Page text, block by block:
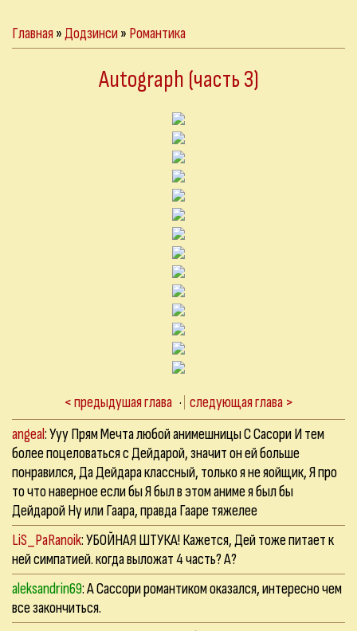
Главная»Додзинси» Романтика
Autograph (часть 3)
< предыдушая глава · следующая глава >
angeal: Ууу Прям Мечта любой анимешницы С Сасори И тем
более поцеловаться с Дейдарой, значит он ей больше
понравился, Да Дейдара классный, только я не яойщик, Я про
то что наверное если бы Я был в этом аниме я был бы
Дейдарой Ну или Гаара, правда Гааре тяжелее
LiS_PaRanoik: УБОЙНАЯ ШТУКА! Кажется, Дей тоже питает к
ней симпатией. когда выложат 4 часть? А?
aleksandrin69: А Сассори романтиком оказался, интересно чем
все закончиться.